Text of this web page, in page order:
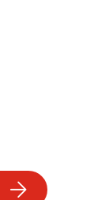
arrow-right